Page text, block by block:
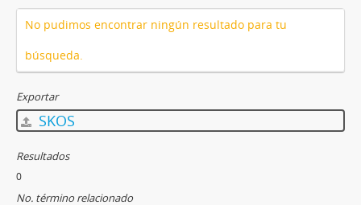
No pudimos encontrar ningún resultado para tu
búsqueda.
Exportar
SKOS
Resultados
0
No. término relacionado